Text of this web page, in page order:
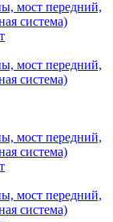
мост передний,
система)
мост передний,
система)
мост передний,
система)
мост передний,
система)